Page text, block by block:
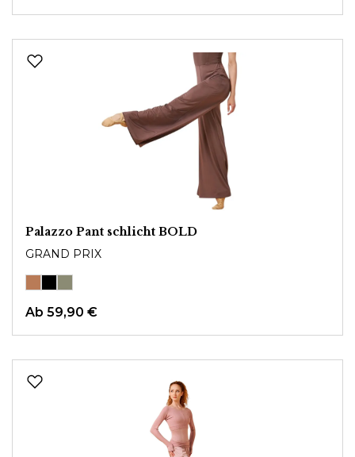
Palazzo Pant schlicht BOLD
GRAND PRIX
Ab 59,90 €